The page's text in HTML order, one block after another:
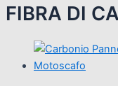
FIBRA DI